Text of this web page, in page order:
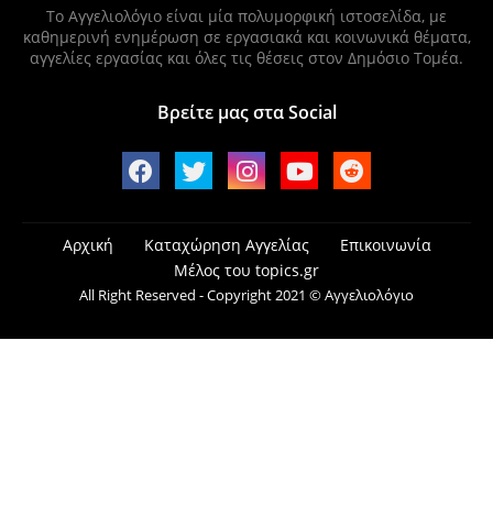
Το Αγγελιολόγιο είναι μία πολυμορφική ιστοσελίδα, με
καθημερινή ενημέρωση σε εργασιακά και κοινωνικά θέματα,
αγγελίες εργασίας και όλες τις θέσεις στον Δημόσιο Τομέα.
Βρείτε μας στα Social
Αρχική Καταχώρηση Αγγελίας
Επικοινωνία
Μέλος του topics.gr
All Right Reserved - Copyright 2021 © Αγγελιολόγιο